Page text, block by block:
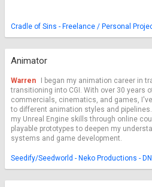
Cradle of Sins - Freelance / Personal
Animator
Warren
I began my animation career in
transitioning into CGI. With over 30 years
commercials, cinematics, and games,
to different animation styles and
my Unreal Engine skills through online
playable prototypes to deepen my
systems and game development.
Seedify/Seedworld - Neko Productions -